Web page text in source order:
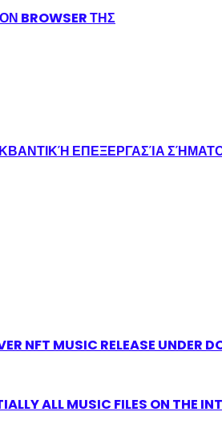
BROWSER ΤΗΣ
ΕΠΕΞΕΡΓΑΣΊΑ
NFT MUSIC RELEASE UNDER
ALL MUSIC FILES ON THE